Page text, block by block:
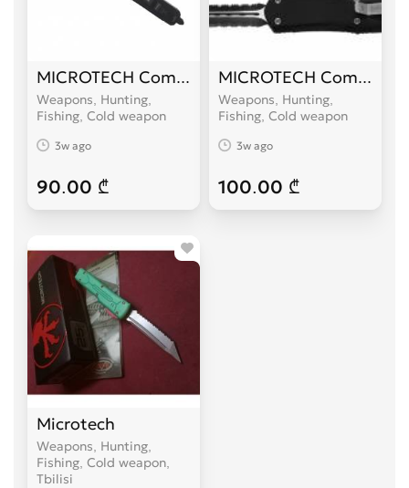
MICROTECH Combat Troodon
Weapons, Hunting,
Fishing, Cold weapon
3w ago
90.00 ₾
MICROTECH Combat
Weapons, Hunting,
Fishing, Cold weapon
3w ago
100.00 ₾
Microtech
Weapons, Hunting,
Fishing, Cold weapon
Tbilisi